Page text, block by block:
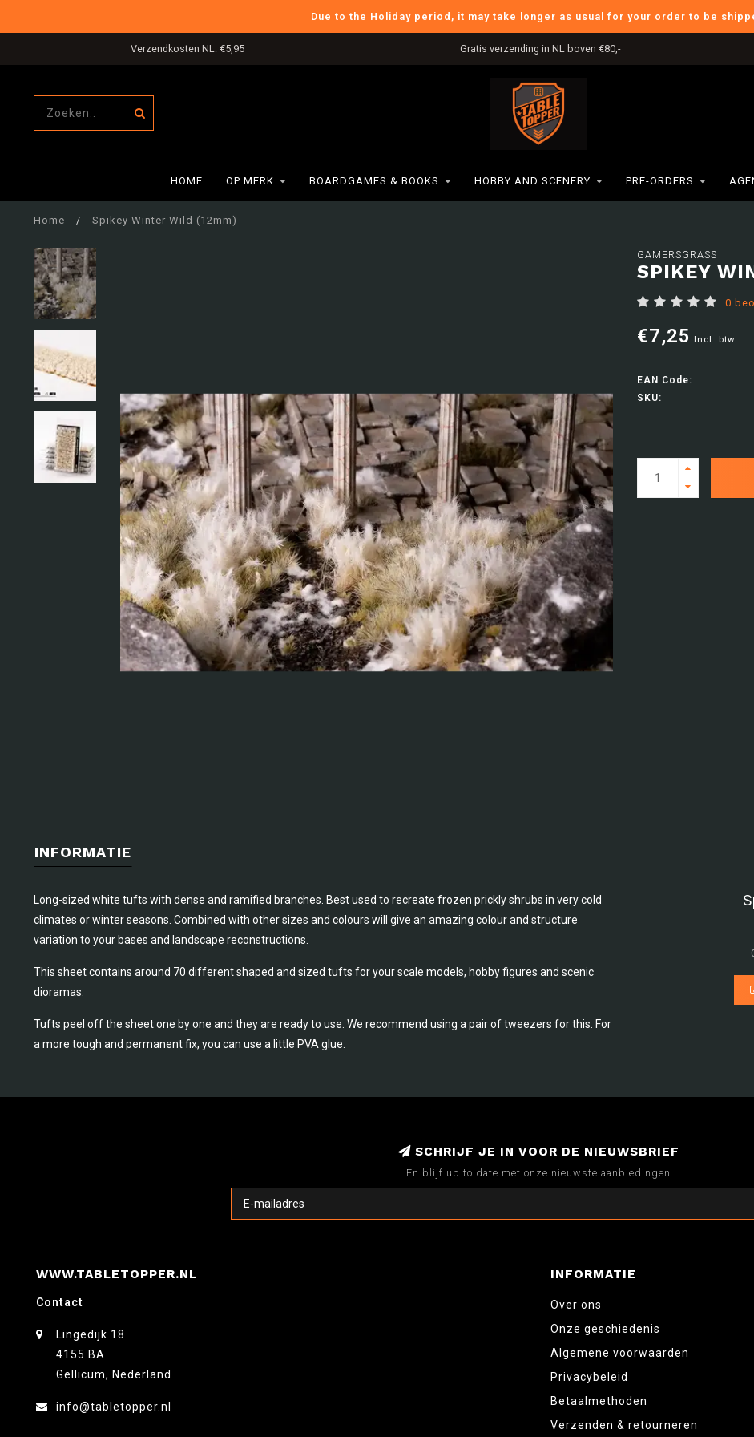
Due to the Holiday period, it may take longer as usual for your order to be
Verzendkosten NL: €5,95 Gratis verzending in NL boven €80,-
HOME OP MERK BOARDGAMES & BOOKS HOBBY AND SCENERY PRE-ORDERS
Home / Spikey Winter Wild (12mm)
GAMERSGRASS
SPIKEY
0
€7,25 Incl. btw
EAN Code:
SKU:
INFORMATIE
Long-sized white tufts with dense and ramified branches. Best used to recreate frozen prickly shrubs in very cold
climates or winter seasons. Combined with other sizes and colours will give an amazing colour and structure
variation to your bases and landscape reconstructions.
This sheet contains around 70 different shaped and sized tufts for your scale models, hobby figures and scenic
dioramas.
Tufts peel off the sheet one by one and they are ready to use. We recommend using a pair of tweezers for this. For
a more tough and permanent fix, you can use a little PVA glue.
SCHRIJF JE IN VOOR DE NIEUWSBRIEF
En blijf up to date met onze nieuwste aanbiedingen
WWW.TABLETOPPER.NL
Contact
Lingedijk 18
4155 BA
Gellicum, Nederland
info@tabletopper.nl
INFORMATIE
Over ons
Onze geschiedenis
Algemene voorwaarden
Privacybeleid
Betaalmethoden
Verzenden & retourneren